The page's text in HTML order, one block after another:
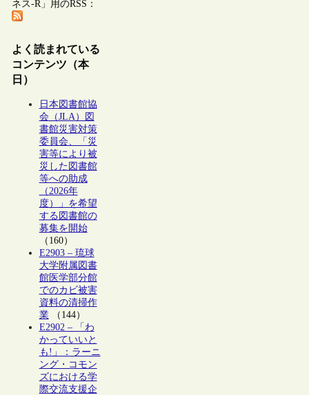
ネス-R」用のRSS：
よく読まれている
コンテンツ（本
日）
日本図書館協
会（JLA）図
書館災害対策
委員会、「災
害等により被
災した図書館
等への助成
（2026年
度）」を希望
する図書館の
募集を開始
（160）
E2903 – 琉球
大学附属図書
館医学部分館
でのカビ被害
資料の清掃作
業（144）
E2902 – 「わ
かっていいと
も!」：ラーニ
ング・コモン
ズにおける学
際交流支援企